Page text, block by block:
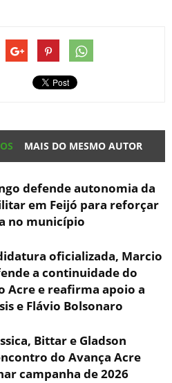
MAIS DO MESMO AUTOR
defende autonomia da
em Feijó para reforçar
no município
oficializada, Marcio
a continuidade do
Acre e reafirma apoio a
e Flávio Bolsonaro
Bittar e Gladson
do Avança Acre
campanha de 2026